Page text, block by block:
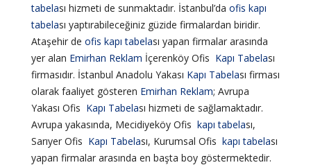
tabelası hizmeti de sunmaktadır. İstanbul’da ofis kapı
tabelası yaptırabileceğiniz güzide firmalardan biridir.
Ataşehir de ofis kapıtabelası yapan firmalar arasında
yer alan Emirhan Reklam İçerenköy Ofis Kapı Tabelası
firmasıdır. İstanbul Anadolu Yakası Kapı Tabelası firması
olarak faaliyet gösteren Emirhan Reklam; Avrupa
Yakası Ofis Kapı Tabelası hizmeti de sağlamaktadır.
Avrupa yakasında, Mecidiyeköy Ofis kapıtabelası,
Sarıyer Ofis Kapı Tabelası, Kurumsal Ofis kapıtabelası
yapan firmalar arasında en başta boy göstermektedir.